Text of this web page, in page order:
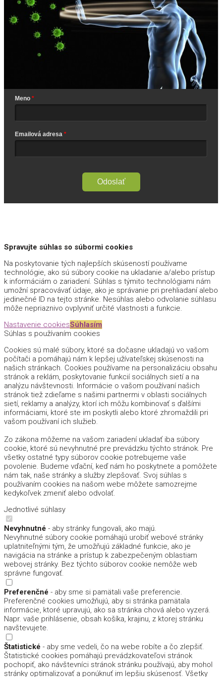
Meno
Emailová adresa
Odoslať
Spravujte súhlas so súbormi cookies
Na poskytovanie tých najlepších skúseností používame
technológie, ako sú súbory cookie na ukladanie a/alebo prístup
k informáciám o zariadení. Súhlas s týmito technológiami nám
umožní spracovávať údaje, ako je správanie pri prehliadaní alebo
jedinečné ID na tejto stránke. Nesúhlas alebo odvolanie súhlasu
môže nepriaznivo ovplyvniť určité vlastnosti a funkcie.
Nastavenie cookiesSúhlasím
Súhlas s používaním cookies
Cookies sú malé súbory, ktoré sa dočasne ukladajú vo vašom
počítači a pomáhajú nám k lepšej užívateľskej skúsenosti na
našich stránkach. Cookies používame na personalizáciu obsahu
stránok a reklám, poskytovanie funkcií sociálnych sietí a na
analýzu návštevnosti. Informácie o vašom používaní našich
stránok tiež zdieľame s našimi partnermi v oblasti sociálnych
sietí, reklamy a analýzy, ktorí ich môžu kombinovať s ďalšími
informáciami, ktoré ste im poskytli alebo ktoré zhromaždili pri
vašom používaní ich služieb.
Zo zákona môžeme na vašom zariadení ukladať iba súbory
cookie, ktoré sú nevyhnutné pre prevádzku týchto stránok. Pre
všetky ostatné typy súborov cookie potrebujeme vaše
povolenie. Budeme vďační, keď nám ho poskytnete a pomôžete
nám tak, naše stránky a služby zlepšovať. Svoj súhlas s
používaním cookies na našom webe môžete samozrejme
kedykoľvek zmeniť alebo odvolať.
Jednotlivé súhlasy
Nevyhnutné - aby stránky fungovali, ako majú.
Nevyhnutné súbory cookie pomáhajú urobiť webové stránky
uplatniteľnými tým, že umožňujú základné funkcie, ako je
navigácia na stránke a prístup k zabezpečeným oblastiam
webovej stránky. Bez týchto súborov cookie nemôže web
správne fungovať.
Preferenčné - aby sme si pamätali vaše preferencie.
Preferenčné cookies umožňujú, aby si stránka pamätala
informácie, ktoré upravujú, ako sa stránka chová alebo vyzerá.
Napr. vaše prihlásenie, obsah košíka, krajinu, z ktorej stránku
navštevujete.
Štatistické - aby sme vedeli, čo na webe robíte a čo zlepšiť.
Štatistické cookies pomáhajú prevádzkovateľovi stránok
pochopiť, ako návštevníci stránok stránku používajú, aby mohol
stránky optimalizovať a ponúknuť im lepšiu skúsenosť. Všetky